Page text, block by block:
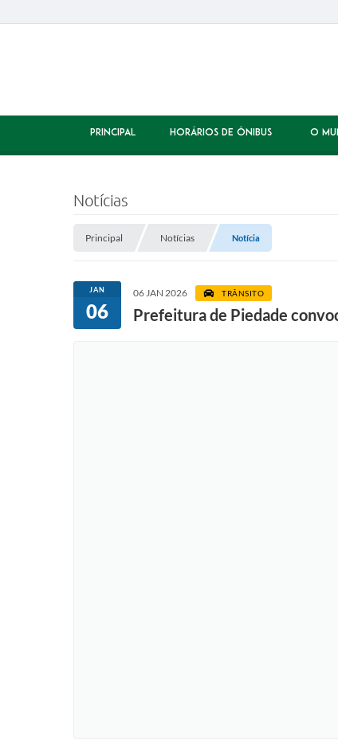
PRINCIPAL HORÁRIOS DE ÔNIBUS O
Notícias
Principal Notícias Notícia
JAN
06
06 JAN 2026 TRÂNSITO
Prefeitura de Piedade